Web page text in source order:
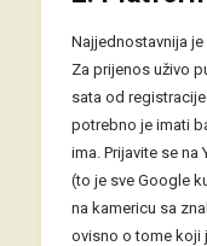
Najjednostavnija
Za prijenos uživo
sata od
potrebno je imati
ima. Prijavite se na
(to je sve Google
na kamericu sa
ovisno o tome koji